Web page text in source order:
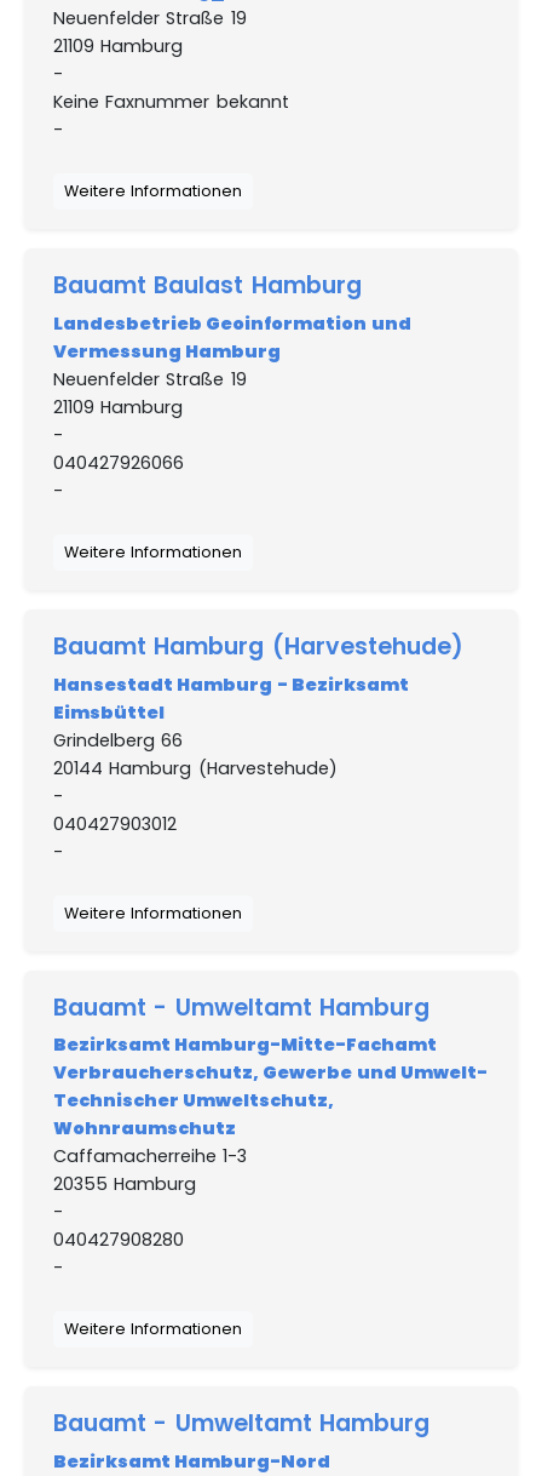
Neuenfelder Straße 19
21109 Hamburg
-
Keine Faxnummer bekannt
-
Weitere Informationen
Bauamt Baulast Hamburg
Landesbetrieb Geoinformation und
Vermessung Hamburg
Neuenfelder Straße 19
21109 Hamburg
-
040427926066
-
Weitere Informationen
Bauamt Hamburg (Harvestehude)
Hansestadt Hamburg - Bezirksamt
Eimsbüttel
Grindelberg 66
20144 Hamburg (Harvestehude)
-
040427903012
-
Weitere Informationen
Bauamt - Umweltamt Hamburg
Bezirksamt Hamburg-Mitte-Fachamt
Verbraucherschutz, Gewerbe und Umwelt-
Technischer Umweltschutz,
Wohnraumschutz
Caffamacherreihe 1-3
20355 Hamburg
-
040427908280
-
Weitere Informationen
Bauamt - Umweltamt Hamburg
Bezirksamt Hamburg-Nord